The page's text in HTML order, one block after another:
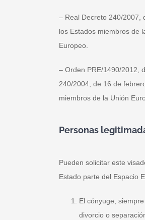
– Real Decreto 240/2007,
los Estados miembros de
Europeo.
– Orden PRE/1490/2012,
240/2004, de 16 de
miembros de la Unión
Personas
Pueden solicitar este
Estado parte del Espacio
El cónyuge,
divorcio o